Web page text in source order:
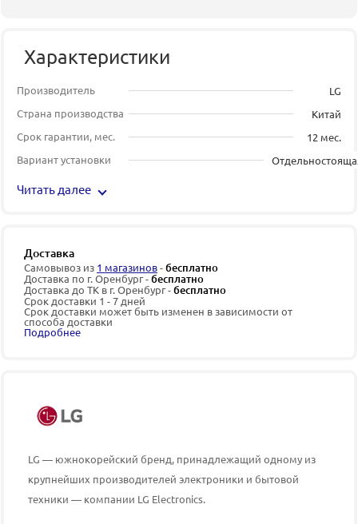
Характеристики
Производитель
LG
Страна производства
Китай
Срок гарантии, мес.
12 мес.
Вариант установки
Читать далее
Доставка
Самовывоз из 1 магазинов-бесплатно
Доставка по г. Оренбург -бесплатно
Доставка до ТК в г. Оренбург -бесплатно
Срок доставки 1 - 7 дней
Срок доставки может быть изменен в зависимости от
способа доставки
Подробнее
LG — южнокорейский бренд, принадлежащий одному из
крупнейших производителей электроники и бытовой
техники — компании LG Electronics.